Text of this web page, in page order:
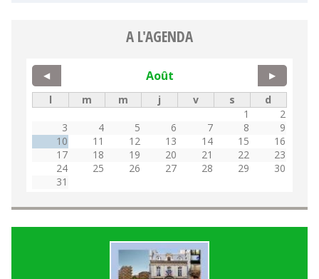
A L'AGENDA
Août
◀ ▶
l m m j v s
d
1
2
3
4 5 6 7 8
9
10
11 12 13 14 15
16
17
18 19 20 21 22
23
24
25 26 27 28 29
30
31